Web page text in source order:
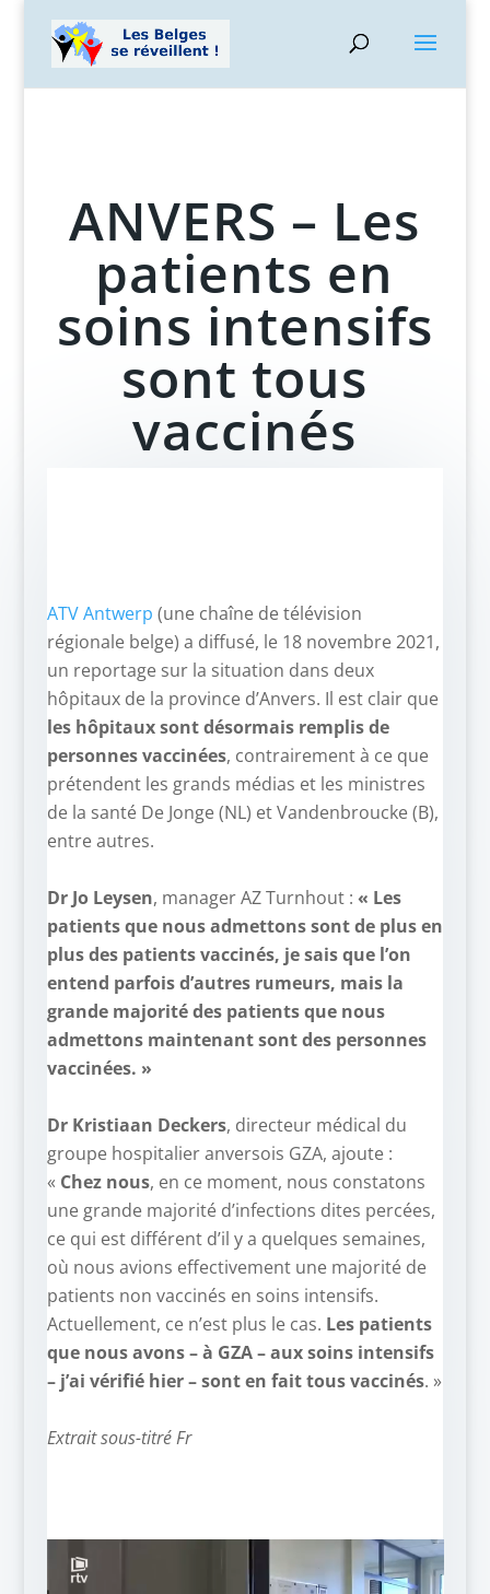
ANVERS – Les
patients en
soins intensifs
sont tous
vaccinés
ATV Antwerp (une chaîne de télévision
régionale belge) a diffusé, le 18 novembre 2021,
un reportage sur la situation dans deux
hôpitaux de la province d’Anvers. Il est clair que
les hôpitaux sont désormais remplis de
personnes vaccinées, contrairement à ce que
prétendent les grands médias et les ministres
de la santé De Jonge (NL) et Vandenbroucke (B),
entre autres.
Dr Jo Leysen, manager AZ Turnhout : « Les
patients que nous admettons sont de plus en
plus des patients vaccinés, je sais que l’on
entend parfois d’autres rumeurs, mais la
grande majorité des patients que nous
admettons maintenant sont des personnes
vaccinées. »
Dr Kristiaan Deckers, directeur médical du
groupe hospitalier anversois GZA, ajoute :
« Chez nous, en ce moment, nous constatons
une grande majorité d’infections dites percées,
ce qui est différent d’il y a quelques semaines,
où nous avions effectivement une majorité de
patients non vaccinés en soins intensifs.
Actuellement, ce n’est plus le cas. Les patients
que nous avons – à GZA – aux soins intensifs
– j’ai vérifié hier – sont en fait tous vaccinés. »
Extrait sous-titré Fr
Lecteur
vidéo